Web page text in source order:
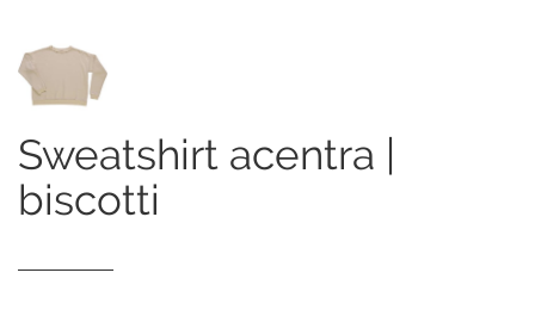
sweatshirt acentra |
biscotti